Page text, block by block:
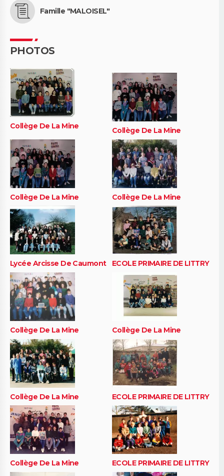
Famille "MALOISEL"
PHOTOS
Collège De La Mine Collège De La Mine
Collège De La Mine Collège De La Mine
Lycée Arcisse De Caumont ECOLE PRIMAIRE DE LITTRY
Collège De La Mine Collège De La Mine
Collège De La Mine ECOLE PRIMAIRE DE LITTRY
Collège De La Mine ECOLE PRIMAIRE DE LITTRY